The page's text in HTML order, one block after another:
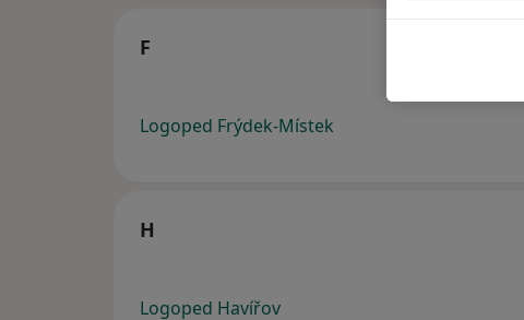
F
Logoped Frýdek-Místek
H
Logoped Havířov